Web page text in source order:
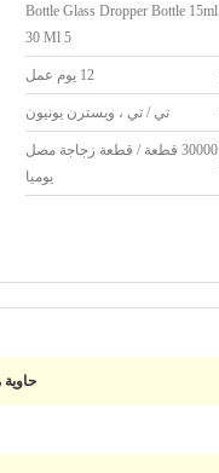
Bottle Glass Dropper Bottle 15ml
30 Ml 5
12 يوم عمل
تي / تي ، ويسترن يونيون
30000 قطعة / قطعة زجاجة مصل
يوميا